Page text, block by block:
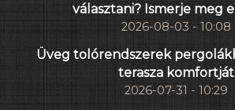
választani? Ismerje meg
2026-08-03 - 10:08
Üveg tolórendszerek
terasza komfortját
2026-07-31 - 10:29